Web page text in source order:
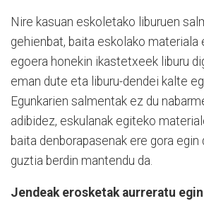
Nire kasuan eskoletako liburuen
gehienbat, baita eskolako materiala
egoera honekin ikastetxeek liburu
eman dute eta liburu-dendei kalte
Egunkarien salmentak ez du
adibidez, eskulanak egiteko
baita denborapasenak ere gora egin
guztia berdin mantendu da.
Jendeak erosketak aurreratu